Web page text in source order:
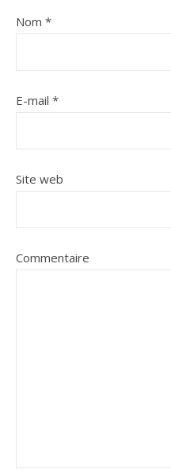
Nom *
E-mail *
Site web
Commentaire